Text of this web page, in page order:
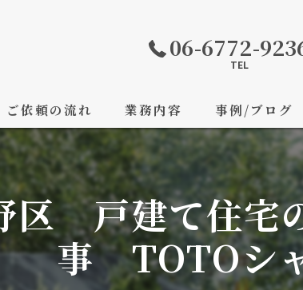
06-6772-
TEL
ご依頼の流れ 業務内容 事例/ブログ
区 戸建て住宅
事 TOTOシ